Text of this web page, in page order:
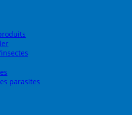
parasites